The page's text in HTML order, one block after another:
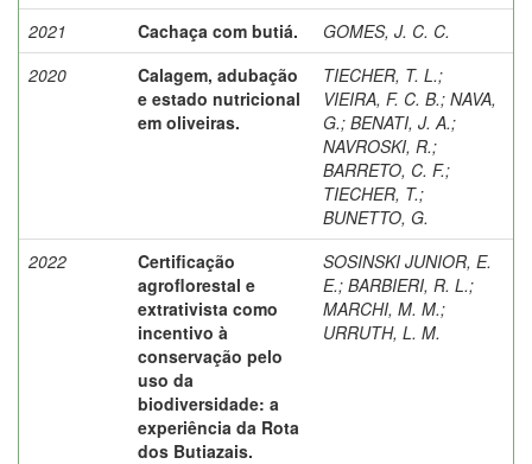
2021 Cachaça com butiá.
GOMES, J. C. C.
2020
Calagem, adubação
e estado nutricional
em oliveiras.
TIECHER, T. L.;
VIEIRA, F. C. B.; NAVA,
G.; BENATI, J. A.;
NAVROSKI, R.;
BARRETO, C. F.;
TIECHER, T.;
BUNETTO, G.
2022
Certificação
agroﬂorestal e
extrativista como
incentivo à
conservação pelo
uso da
biodiversidade: a
experiência da Rota
dos Butiazais.
SOSINSKI JUNIOR, E.
E.; BARBIERI, R. L.;
MARCHI, M. M.;
URRUTH, L. M.